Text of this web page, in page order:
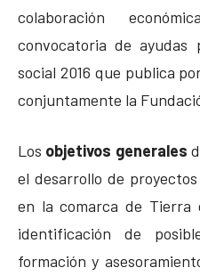
colaboración
convocatoria de ayudas
social 2016 que publica
conjuntamente la
Los objetivos generales
el desarrollo de
en la comarca de Tierra
identificación de
formación y